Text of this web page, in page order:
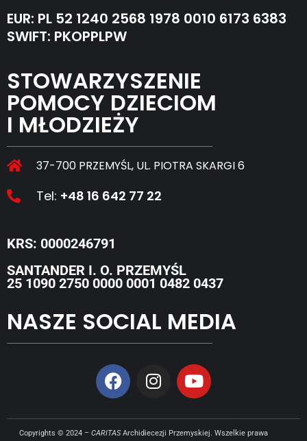
EUR: PL 52 1240 2568 1978 0010 6173 6383
SWIFT: PKOPPLPW
STOWARZYSZENIE
POMOCY DZIECIOM
I MŁODZIEŻY
37-700 PRZEMYŚL, UL. PIOTRA SKARGI 6
Tel: +48 16 642 77 22
KRS: 0000246791
SANTANDER I. O. PRZEMYŚL
25 1090 2750 0000 0001 0482 0437
NASZE SOCIAL MEDIA
Copyrights © 2024 – CARITASArchidiecezji Przemyskiej. Wszelkie prawa